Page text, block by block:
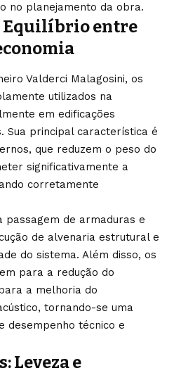
no planejamento da obra.
Equilíbrio entre
Valderci Malagosini, os
utilizados na
em edificações
Sua principal característica é
que reduzem o peso do
significativamente a
corretamente
passagem de armaduras e
de alvenaria estrutural e
do sistema. Além disso, os
para a redução do
a melhoria do
tornando-se uma
desempenho técnico e
Leveza e